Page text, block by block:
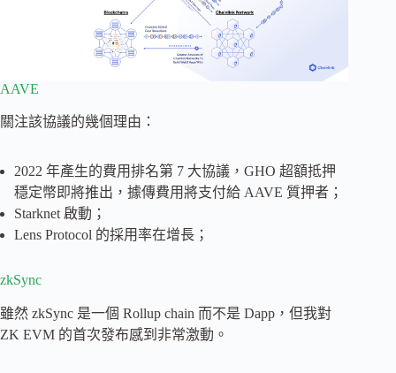
AAVE
關注該協議的幾個理由：
2022 年產生的費用排名第 7 大協議，GHO 超額抵押
穩定幣即將推出，據傳費用將支付給 AAVE 質押者；
Starknet 啟動；
Lens Protocol 的採用率在增長；
zkSync
雖然 zkSync 是一個 Rollup chain 而不是 Dapp，但我對
ZK EVM 的首次發布感到非常激動。